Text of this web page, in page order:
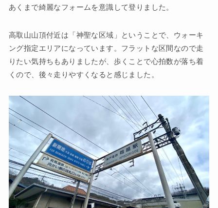
あくまで綺麗なフォームを意識して登りました。
高取山山頂付近は「神聖な区域」ということで、ウォーキ
ング指定エリアになっています。フラットな区間なので走
りたい気持ちもありましたが、歩くことで心拍数が落ち着
くので、後々走りやすくなると感じました。